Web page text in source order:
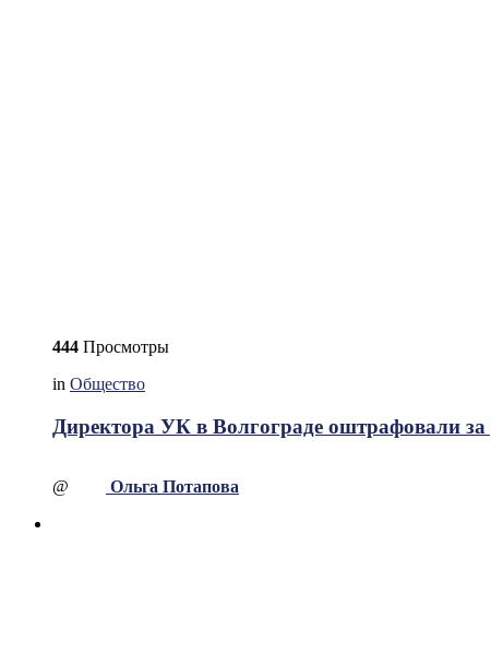
444 Просмотры
in Общество
Директора УК в Волгограде оштрафовали
@ Ольга Потапова